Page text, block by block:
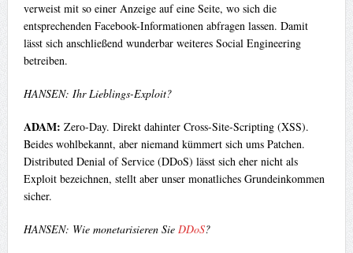
verweist mit so einer Anzeige auf eine Seite, wo sich die
entsprechenden Facebook-Informationen abfragen lassen. Damit
lässt sich anschließend wunderbar weiteres Social Engineering
betreiben.
HANSEN: Ihr Lieblings-Exploit?
ADAM: Zero-Day. Direkt dahinter Cross-Site-Scripting (XSS).
Beides wohlbekannt, aber niemand kümmert sich ums Patchen.
Distributed Denial of Service (DDoS) lässt sich eher nicht als
Exploit bezeichnen, stellt aber unser monatliches Grundeinkommen
sicher.
HANSEN: Wie monetarisieren Sie DDoS?